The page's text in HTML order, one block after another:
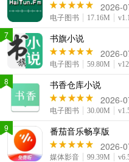
2026-
电子图书 17.16M
书旗小说
2026-
电子图书 59.80M
7
书香仓库小说
2026-
电子图书 30.00M
8
番茄音乐畅享版
2026-
媒体影音 99.39M
9